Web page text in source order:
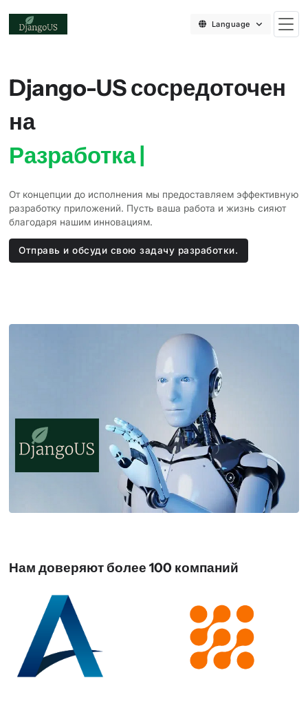
Language
Django-US сосредоточен
на
Разработка сис
От концепции до исполнения мы предоставляем эффективную
разработку приложений. Пусть ваша работа и жизнь сияют
благодаря нашим инновациям.
Отправь и обсуди свою задачу разработки.
Нам доверяют более 100 компаний